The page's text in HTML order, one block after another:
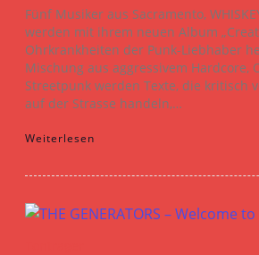
Fünf Musiker aus Sacramento,
werden mit ihrem neuen Album
Ohrkrankheiten der Punk-Liebhaber
Mischung aus aggressivem Hardcore,
Streetpunk werden Texte, die kritisch
auf der Strasse handeln,…
Weiterlesen